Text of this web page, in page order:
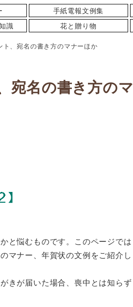
手紙電報文例集
識 花と贈り物
、宛名の書き方のマナーほか
宛名の書き方のマ
と悩むものです。このページでは
マナー、年賀状の文例をご紹介し
きが届いた場合、喪中とは知らず